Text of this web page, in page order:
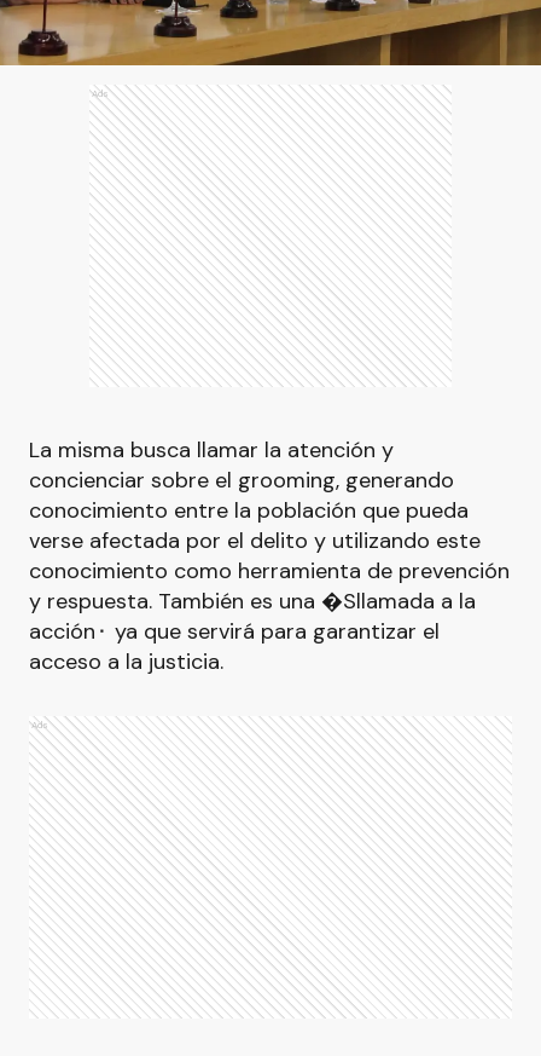
Ads
La misma busca llamar la atención y
concienciar sobre el grooming, generando
conocimiento entre la población que pueda
verse afectada por el delito y utilizando este
conocimiento como herramienta de prevención
y respuesta. También es una �Sllamada a la
acción⬝ ya que servirá para garantizar el
acceso a la justicia.
Ads